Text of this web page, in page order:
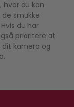
hvor du kan
smukke
du har
prioritere at
dit kamera og